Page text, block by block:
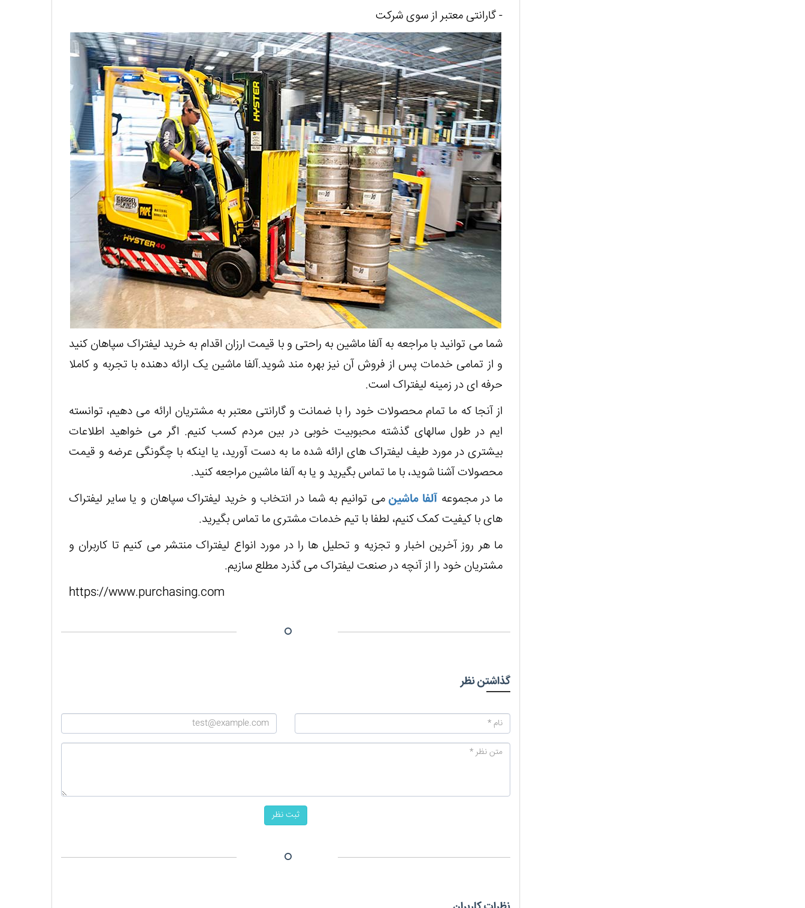
- گارانتی معتبر از سوی شرکت
شما می توانید با مراجعه به آلفا ماشین به راحتی و با قیمت ارزان اقدام به خرید لیفتراک سپاهان کنید
و از تمامی خدمات پس از فروش آن نیز بهره مند شوید.آلفا ماشین یک ارائه دهنده با تجربه و کاملا
حرفه ای در زمینه لیفتراک است.
از آنجا که ما تمام محصولات خود را با ضمانت و گارانتی معتبر به مشتریان ارائه می دهیم، توانسته
ایم در طول سالهای گذشته محبوبیت خوبی در بین مردم کسب کنیم. اگر می خواهید اطلاعات
بیشتری در مورد طیف لیفتراک های ارائه شده ما به دست آورید، یا اینکه با چگونگی عرضه و قیمت
محصولات آشنا شوید، با ما تماس بگیرید و یا به آلفا ماشین مراجعه کنید.
ما در مجموعه آلفا ماشینمی توانیم به شما در انتخاب و خرید لیفتراک سپاهان و یا سایر لیفتراک
های با کیفیت کمک کنیم، لطفا با تیم خدمات مشتری ما تماس بگیرید.
ما هر روز آخرین اخبار و تجزیه و تحلیل ها را در مورد انواع لیفتراک منتشر می کنیم تا کاربران و
مشتریان خود را از آنچه در صنعت لیفتراک می گذرد مطلع سازیم.
گذاشتن نظر
ثبت نظر